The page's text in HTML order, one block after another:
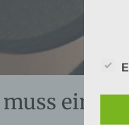
ein